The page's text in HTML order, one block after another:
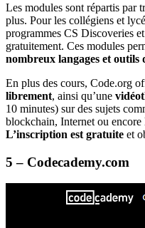
Les modules sont répartis par
plus. Pour les collégiens et
programmes CS Discoveries
gratuitement. Ces modules
nombreux langages et outils
En plus des cours, Code.org
librement, ainsi qu’une
10 minutes) sur des sujets
blockchain, Internet ou encore
L’inscription est gratuite et
5 – Codecademy.com